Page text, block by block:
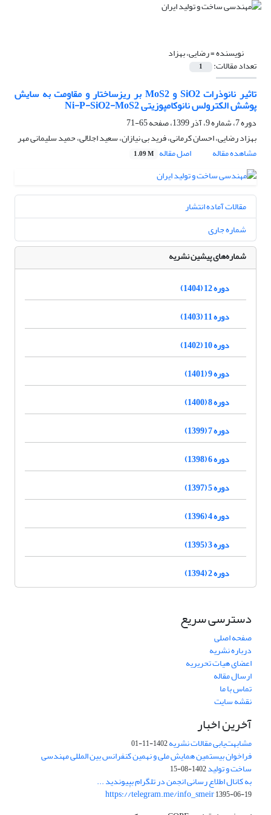
نویسنده =رضایی، بهزاد
تعداد مقالات: 1
تاثیر نانوذرات SiO2 و MoS2 بر ریزساختار و مقاومت به سایش
پوشش الکترولس نانوکامپوزیتی Ni-P-SiO2-MoS2
دوره 7، شماره 9، آذر 1399، صفحه
65-71
بهزاد رضایی، احسان کرمانی، فرید بی نیازان، سعید اجلالی، حمید سلیمانی مهر
مشاهده مقاله
اصل مقاله 1.09 M
مقالات آماده انتشار
شماره جاری
شماره‌های پیشین نشریه
دوره 12 (1404)
دوره 11 (1403)
دوره 10 (1402)
دوره 9 (1401)
دوره 8 (1400)
دوره 7 (1399)
دوره 6 (1398)
دوره 5 (1397)
دوره 4 (1396)
دوره 3 (1395)
دوره 2 (1394)
دسترسی سریع
صفحه اصلی
درباره نشریه
اعضای هیات تحریریه
ارسال مقاله
تماس با ما
نقشه سایت
آخرین اخبار
مشابهت‌یابی مقالات نشریه1402-11-01
فراخوان بیستمین همایش ملی و نهمین کنفرانس بین المللی مهندسی
ساخت و تولید1402-08-15
به کانال اطلاع رسانی انجمن در تلگرام بپیوندید ...
https://telegram.me/info_smeir1395-06-19